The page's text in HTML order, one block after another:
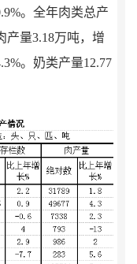
%。全年肉类总产
产量3.18万吨，增
%。奶类产量12.77